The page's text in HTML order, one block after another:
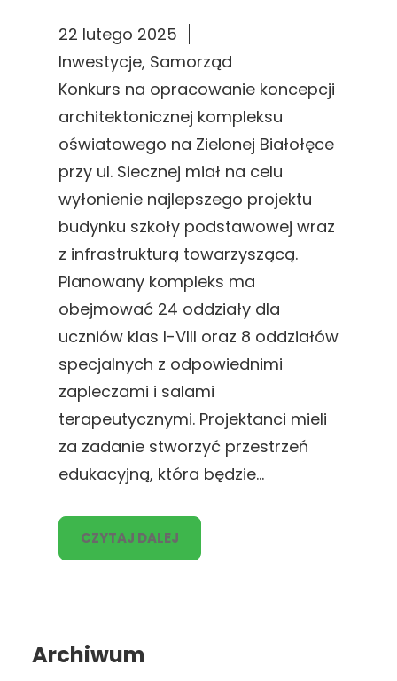
22 lutego 2025
Inwestycje, Samorząd
Konkurs na opracowanie koncepcji
architektonicznej kompleksu
oświatowego na Zielonej Białołęce
przy ul. Siecznej miał na celu
wyłonienie najlepszego projektu
budynku szkoły podstawowej wraz
z infrastrukturą towarzyszącą.
Planowany kompleks ma
obejmować 24 oddziały dla
uczniów klas I-VIII oraz 8 oddziałów
specjalnych z odpowiednimi
zapleczami i salami
terapeutycznymi. Projektanci mieli
za zadanie stworzyć przestrzeń
edukacyjną, która będzie…
CZYTAJ DALEJ
Archiwum